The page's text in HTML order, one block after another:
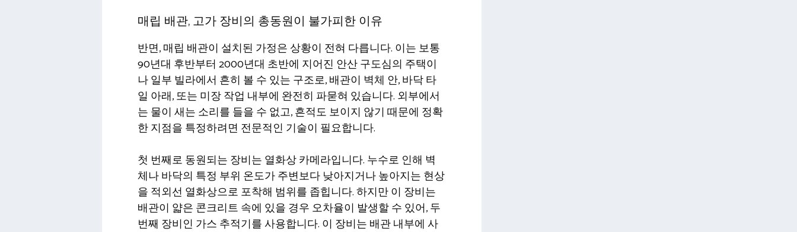
매립 배관, 고가 장비의 총동원이 불가피한 이유
반면, 매립 배관이 설치된 가정은 상황이 전혀 다릅니다. 이는 보통
90년대 후반부터 2000년대 초반에 지어진 안산 구도심의 주택이
나 일부 빌라에서 흔히 볼 수 있는 구조로, 배관이 벽체 안, 바닥 타
일 아래, 또는 미장 작업 내부에 완전히 파묻혀 있습니다. 외부에서
는 물이 새는 소리를 들을 수 없고, 흔적도 보이지 않기 때문에 정확
한 지점을 특정하려면 전문적인 기술이 필요합니다.
첫 번째로 동원되는 장비는 열화상 카메라입니다. 누수로 인해 벽
체나 바닥의 특정 부위 온도가 주변보다 낮아지거나 높아지는 현상
을 적외선 열화상으로 포착해 범위를 좁힙니다. 하지만 이 장비는
배관이 얇은 콘크리트 속에 있을 경우 오차율이 발생할 수 있어, 두
번째 장비인 가스 추적기를 사용합니다. 이 장비는 배관 내부에 사